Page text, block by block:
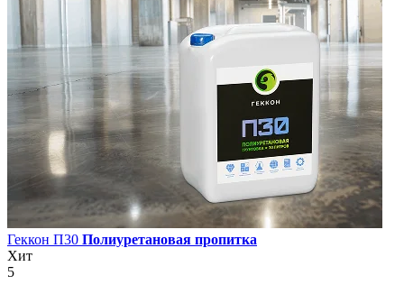
Геккон П30 Полиуретановая пропитка
Хит
5